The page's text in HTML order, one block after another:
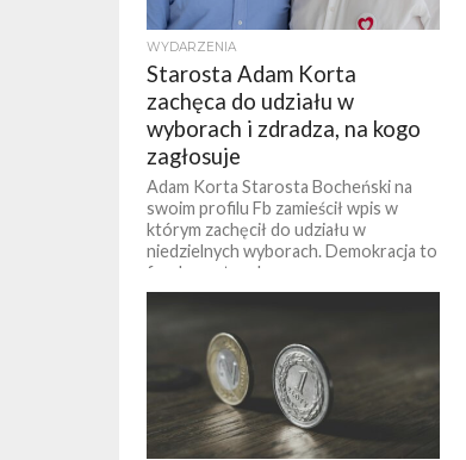
WYDARZENIA
Starosta Adam Korta
zachęca do udziału w
wyborach i zdradza, na kogo
zagłosuje
Adam Korta Starosta Bocheński na
swoim profilu Fb zamieścił wpis w
którym zachęcił do udziału w
niedzielnych wyborach. Demokracja to
fundament wolnego...